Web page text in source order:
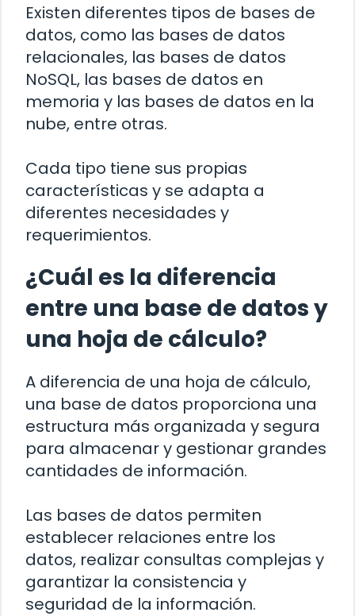
Existen diferentes tipos de bases de
datos, como las bases de datos
relacionales, las bases de datos
NoSQL, las bases de datos en
memoria y las bases de datos en la
nube, entre otras.
Cada tipo tiene sus propias
características y se adapta a
diferentes necesidades y
requerimientos.
¿Cuál es la diferencia
entre una base de datos y
una hoja de cálculo?
A diferencia de una hoja de cálculo,
una base de datos proporciona una
estructura más organizada y segura
para almacenar y gestionar grandes
cantidades de información.
Las bases de datos permiten
establecer relaciones entre los
datos, realizar consultas complejas y
garantizar la consistencia y
seguridad de la información.